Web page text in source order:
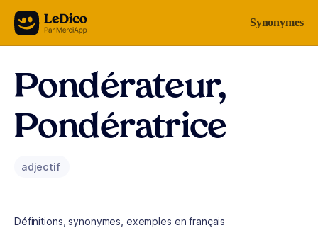
Aller au contenu Synonymes
Pondérateur,
Pondératrice
adjectif
Définitions, synonymes, exemples en français